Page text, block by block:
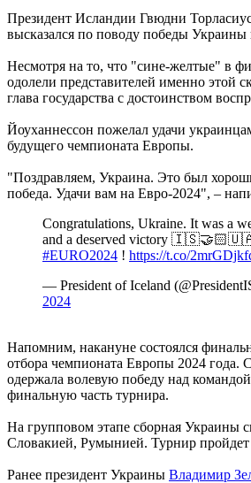
Президент Исландии Гвюдни
высказался по поводу победы Украины
Несмотря на то, что "сине-желтые" в
одолели представителей именно этой
глава государства с достоинством
Йоуханнессон пожелал удачи
будущего чемпионата Европы.
"Поздравляем, Украина. Это был
победа. Удачи вам на Евро-2024", –
Congratulations, Ukraine. It was a
and a deserved victory
#EURO2024 ! https://t.co/
— President of Iceland
2024
Напомним, накануне состоялся
отбора чемпионата Европы 2024 года.
одержала волевую победу над
финальную часть турнира.
На групповом этапе сборная Украины
Словакией, Румынией. Турнир
Ранее президент Украины Владимир